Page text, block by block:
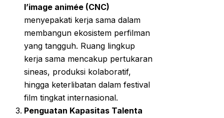
l’image animée (CNC)
menyepakati kerja sama dalam
membangun ekosistem perfilman
yang tangguh. Ruang lingkup
kerja sama mencakup pertukaran
sineas, produksi kolaboratif,
hingga keterlibatan dalam festival
film tingkat internasional.
Penguatan Kapasitas Talenta